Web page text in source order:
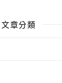
文章分類